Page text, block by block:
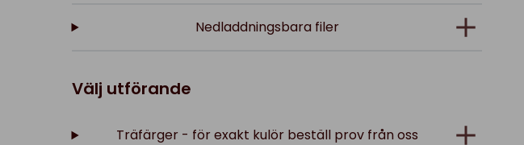
Nedladdningsbara filer
Välj utförande
Träfärger - för exakt kulör beställ prov från oss